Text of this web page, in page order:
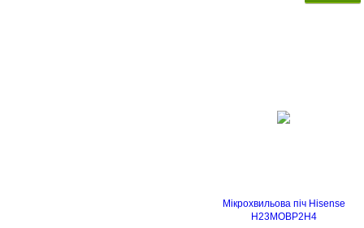
Мікрохвильова піч Hisense
H23MOBP2H4